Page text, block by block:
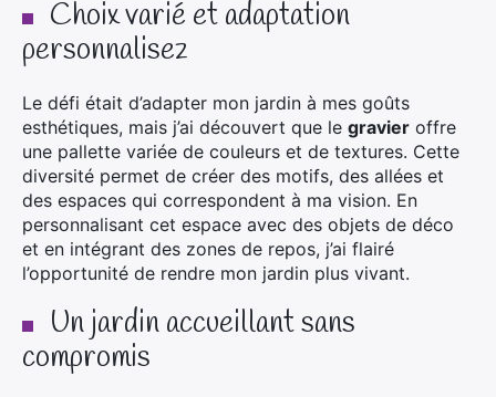
Choix varié et adaptation
personnalisez
Le défi était d’adapter mon jardin à mes goûts
esthétiques, mais j’ai découvert que le gravier offre
une pallette variée de couleurs et de textures. Cette
diversité permet de créer des motifs, des allées et
des espaces qui correspondent à ma vision. En
personnalisant cet espace avec des objets de déco
et en intégrant des zones de repos, j’ai flairé
l’opportunité de rendre mon jardin plus vivant.
Un jardin accueillant sans
compromis